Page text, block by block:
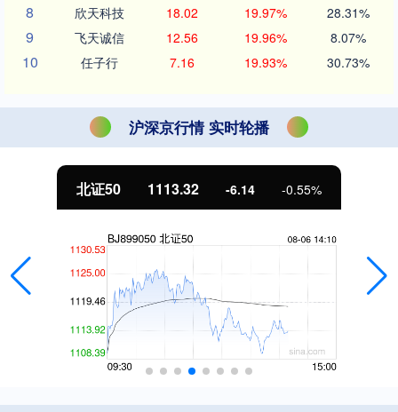
8 欣天科技 18.02 19.97% 28.31%
9 飞天诚信 12.56 19.96% 8.07%
10 任子行 7.16 19.93% 30.73%
沪深京行情 实时轮播
北证50 1113.32 -6.14 -0.55%